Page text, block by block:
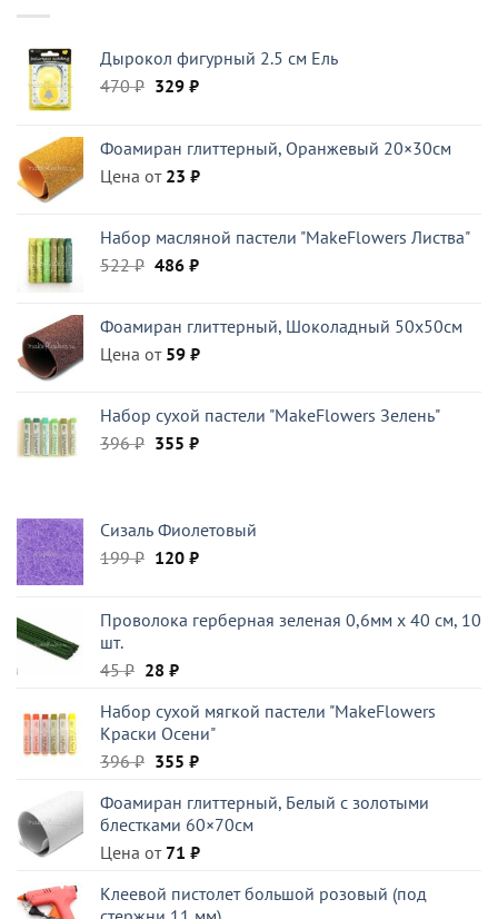
Дырокол фигурный 2.5 см Ель
470₽ Первоначальная
470 ₽.
329 ₽Текущая
Фоамиран глиттерный, Оранжевый 20×30см
Цена от 23 ₽
Набор масляной пастели "MakeFlowers Листва"
522₽ Первоначальная
522 ₽.
486 ₽Текущая
Фоамиран глиттерный, Шоколадный 50x50см
Цена от 59 ₽
Набор сухой пастели "MakeFlowers Зелень"
396₽ Первоначальная
355 ₽Текущая
Сизаль Фиолетовый
199₽ Первоначальная
199 ₽.
120 ₽Текущая
Проволока герберная зеленая 0,6мм x 40 см, 10
шт.
45₽ Первоначальная
составляла
45 ₽.
28 ₽Текущая
28 ₽.
Набор сухой мягкой пастели "MakeFlowers
Краски Осени"
396₽ Первоначальная
составляла
396 ₽.
355 ₽Текущая
355 ₽.
Фоамиран глиттерный, Белый c золотыми
блестками 60×70см
Цена от 71 ₽
Клеевой пистолет большой розовый (под